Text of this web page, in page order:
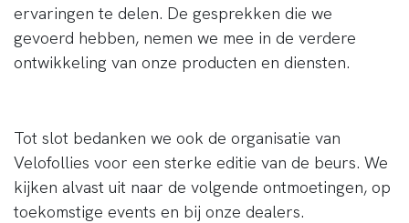
ervaringen te delen. De gesprekken die we
gevoerd hebben, nemen we mee in de verdere
ontwikkeling van onze producten en diensten.
Tot slot bedanken we ook de organisatie van
Velofollies voor een sterke editie van de beurs. We
kijken alvast uit naar de volgende ontmoetingen, op
toekomstige events en bij onze dealers.